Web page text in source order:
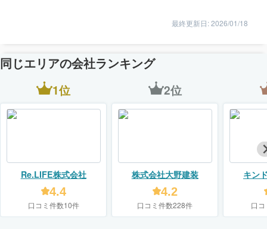
最終更新日: 2026/01/18
同じエリアの会社ランキング
1位
Re.LIFE株式会社
4.4
口コミ件数10件
2位
株式会社大野建装
4.2
口コミ件数228件
キン
【
口